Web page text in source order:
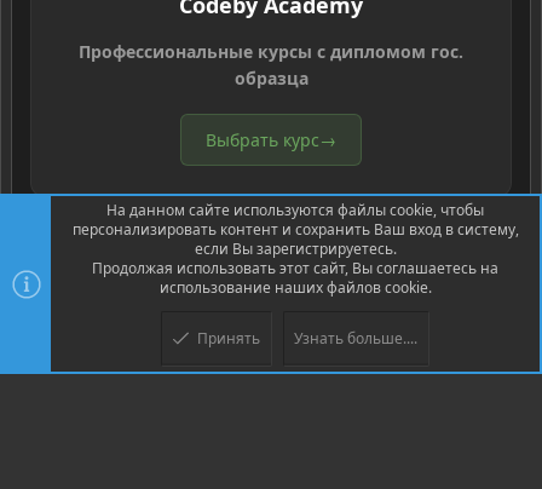
Профессиональные курсы с дипломом гос.
образца
Выбрать курс→
Community platform by XenForo ® © 2010-2026 XenForo Ltd.
© Jason Axelrod of 8WAYRUN
На данном сайте используются файлы cookie, чтобы
персонализировать контент и сохранить Ваш вход в систему,
если Вы зарегистрируетесь.
Продолжая использовать этот сайт, Вы соглашаетесь на
использование наших файлов cookie.
Принять Узнать больше....